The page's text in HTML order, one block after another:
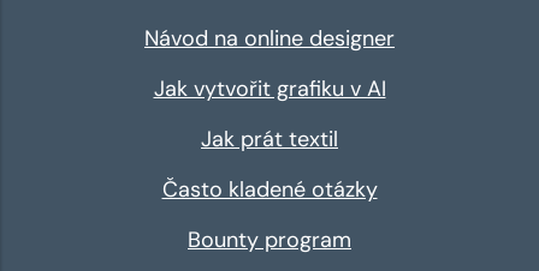
Návod na online designer
Jak vytvořit grafiku v AI
Jak prát textil
Často kladené otázky
Bounty program